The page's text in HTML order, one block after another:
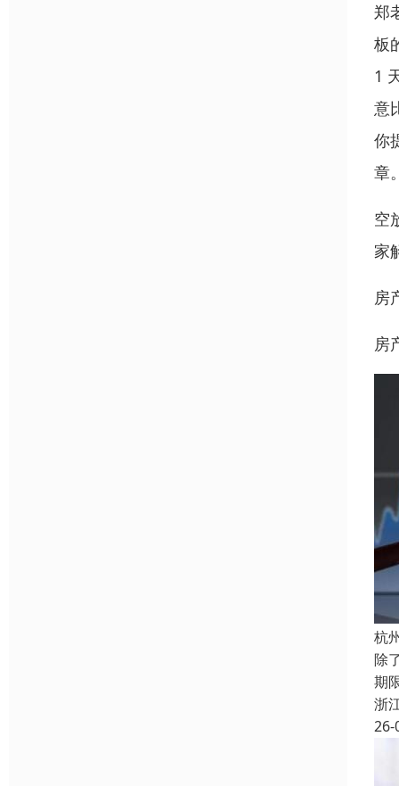
郑
板
1
意
你
章
空
家
房
房
杭
除
期
浙
26-